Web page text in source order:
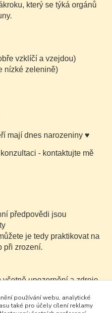
který se týká orgánů
vzklíčí a vzejdou)
nízké zelenině)
mají dnes narozeniny♥
- kontaktujte mě
předpovědi jsou
je tedy praktikovat na
při zrození.
včetně upozornění a zdroje
používání webu, analytické
také pro účely cílení reklamy